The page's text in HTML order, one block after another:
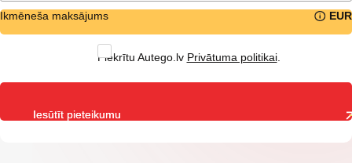
Ikmēneša maksājums EUR
Piekrītu Autego.lv Privātuma politikai.